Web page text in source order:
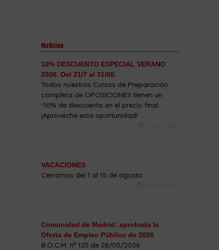
Noticias
10% DESCUENTO ESPECIAL VERANO
2026. Del 21/7 al 31/08.
Todos nuestros Cursos de Preparación
completa de OPOSICIONES tienen un
-10% de descuento en el precio final.
¡Aproveche esta oportunidad!
VACACIONES
Cerramos del 1 al 15 de agosto
Comunidad de Madrid: aprobada la
Oferta de Empleo Público de 2026
B.O.C.M. nº 125 de 28/05/2026